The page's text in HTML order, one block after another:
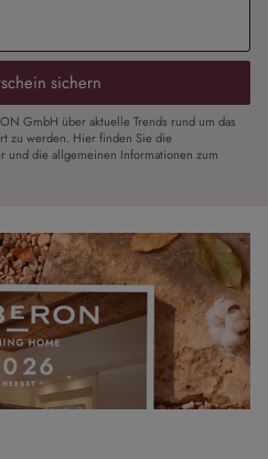
sichern
GmbH über aktuelle Trends rund um das
zu werden. Hier finden Sie die
und die allgemeinen Informationen zum